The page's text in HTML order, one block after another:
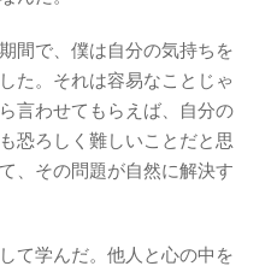
間で、僕は自分の気持ちを
た。それは容易なことじゃ
言わせてもらえば、自分の
恐ろしく難しいことだと思
、その問題が自然に解決す
て学んだ。他人と心の中を